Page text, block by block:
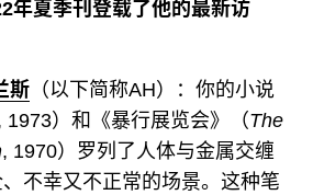
年夏季刊登载了他的最新访
斯 （以下简称AH）：你的小说
1973）和《暴行展览会》（The
, 1970）罗列了人体与金属交缠
、不幸又不正常的场景。这种笔